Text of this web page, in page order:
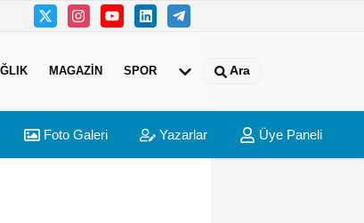
MAGAZIN SPOR Ara
Foto Galeri Yazarlar Üye Paneli